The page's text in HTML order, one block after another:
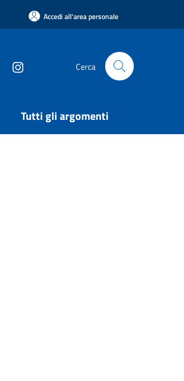
Accedi all'area personale
Cerca
Tutti gli argomenti